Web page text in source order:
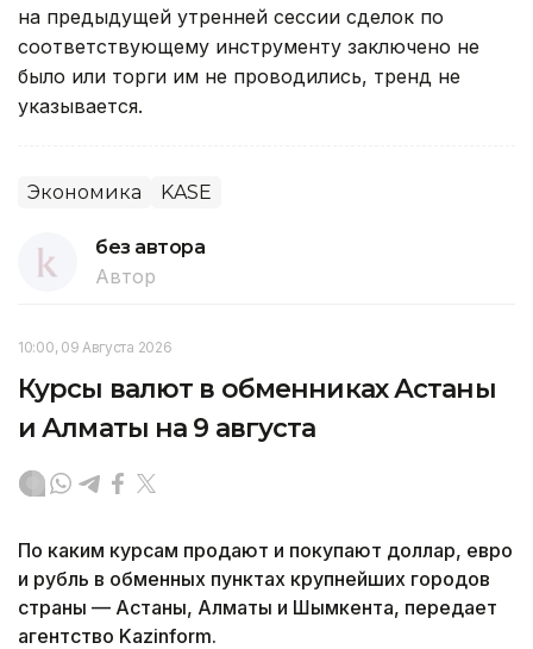
на предыдущей утренней сессии сделок по
соответствующему инструменту заключено не
было или торги им не проводились, тренд не
указывается.
Экономика KASE
без автора
Автор
10:00, 09 Августа 2026
Курсы валют в обменниках Астаны
и Алматы на 9 августа
По каким курсам продают и покупают доллар, евро
и рубль в обменных пунктах крупнейших городов
страны — Астаны, Алматы и Шымкента, передает
агентство Kazinform.